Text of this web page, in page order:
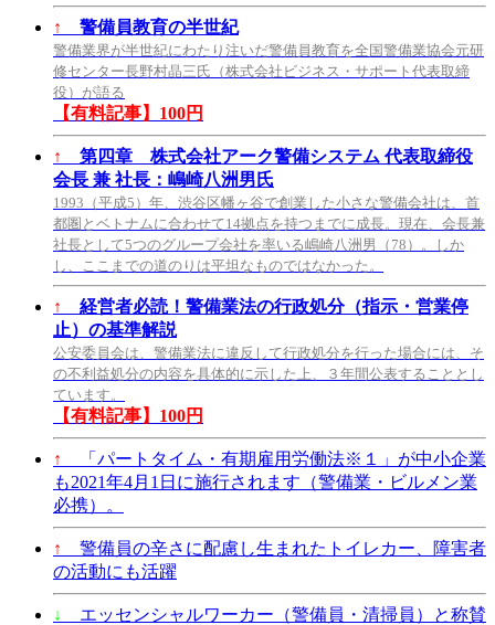
↑ 警備員教育の半世紀
警備業界が半世紀にわたり注いだ警備員教育を全国警備業協会元研
修センター長野村晶三氏（株式会社ビジネス・サポート代表取締
役）が語る
【有料記事】100円
↑
第四章 株式会社アーク警備システム 代表取締役
会長 兼 社長：嶋崎八洲男氏
1993（平成5）年、渋谷区幡ヶ谷で創業した小さな警備会社は、首
都圏とベトナムに合わせて14拠点を持つまでに成長。現在、会長兼
社長として5つのグループ会社を率いる嶋崎八洲男（78）。しか
し、ここまでの道のりは平坦なものではなかった。
↑
経営者必読！警備業法の行政処分（指示・営業停
止）の基準解説
公安委員会は、警備業法に違反して行政処分を行った場合には、そ
の不利益処分の内容を具体的に示した上、３年間公表することとし
ています。
【有料記事】100円
↑
「パートタイム・有期雇用労働法※１」が中小企業
も2021年4月1日に施行されます（警備業・ビルメン業
必携）。
↑
警備員の辛さに配慮し生まれたトイレカー、障害者
の活動にも活躍
↓
エッセンシャルワーカー（警備員・清掃員）と称賛